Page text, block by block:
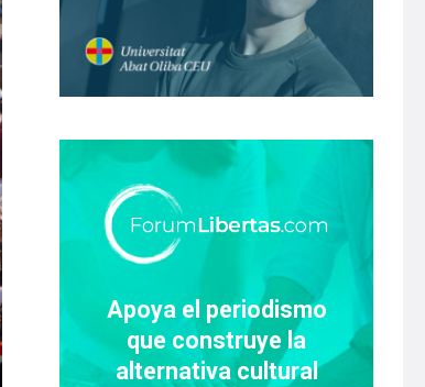
Apoya el periodismo
que construye la
alternativa cultural